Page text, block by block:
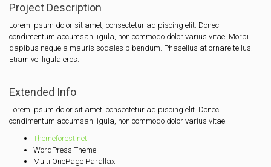
Project Description
Lorem ipsum dolor sit amet, consectetur adipiscing elit. Donec
condimentum accumsan ligula, non commodo dolor varius vitae. Morbi
dapibus neque a mauris sodales bibendum. Phasellus at ornare tellus.
Etiam vel ligula eros.
Extended Info
Lorem ipsum dolor sit amet, consectetur adipiscing elit. Donec
condimentum accumsan ligula, non commodo dolor varius vitae.
Themeforest.net
WordPress Theme
Multi OnePage Parallax